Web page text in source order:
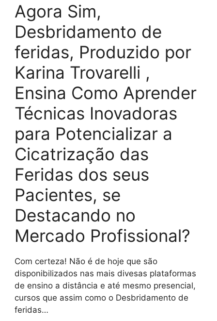
Agora Sim,
Desbridamento de
feridas, Produzido por
Karina Trovarelli ,
Ensina Como Aprender
Técnicas Inovadoras
para Potencializar a
Cicatrização das
Feridas dos seus
Pacientes, se
Destacando no
Mercado Profissional?
Com certeza! Não é de hoje que são
disponibilizados nas mais divesas plataformas
de ensino a distância e até mesmo presencial,
cursos que assim como o Desbridamento de
feridas…